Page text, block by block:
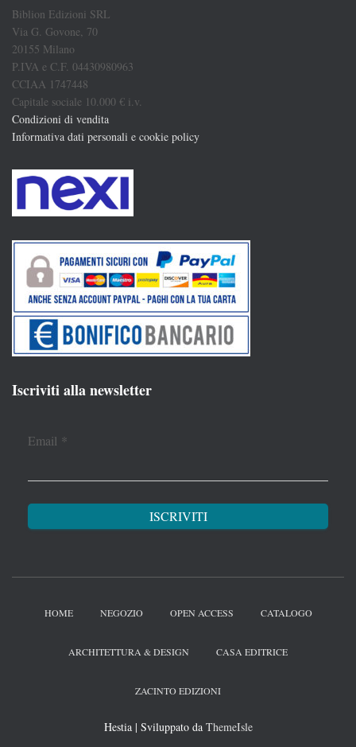
Biblion Edizioni SRL
Via G. Govone, 70
20155 Milano
P.IVA e C.F. 04430980963
CCIAA 1747448
Capitale sociale 10.000 € i.v.
Condizioni di vendita
Informativa dati personali e cookie policy
Iscriviti alla newsletter
Email *
HOME NEGOZIO OPEN ACCESS CATALOGO
ARCHITETTURA & DESIGN CASA EDITRICE
ZACINTO EDIZIONI
Hestia | Sviluppato da ThemeIsle